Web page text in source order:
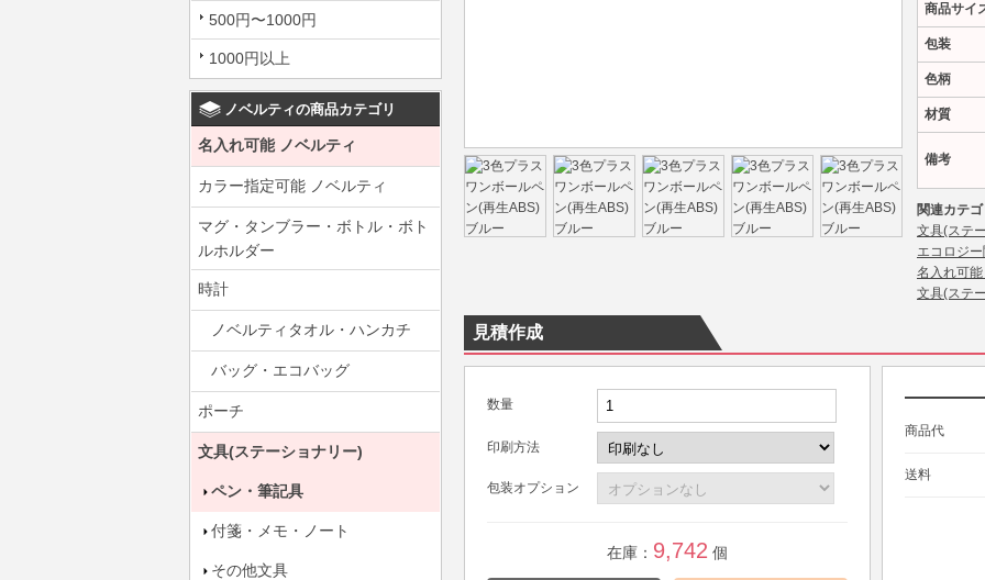
500円〜1000円
1000円以上
ノベルティの商品カテゴリ
名入れ可能 ノベルティ
カラー指定可能 ノベルティ
マグ・タンブラー・ボトル・ボト
ルホルダー
時計
ノベルティタオル・ハンカチ
バッグ・エコバッグ
ポーチ
文具(ステーショナリー)
ペン・筆記具
付箋・メモ・ノート
その他文具
商品サイ
包装
色柄
材質
備考
関連カテゴ
文具(ステ
エコロジ
名入れ可
文具(ステ
見積作成
数量
印刷方法
包装オプション
在庫： 9,742 個
商品代
送料